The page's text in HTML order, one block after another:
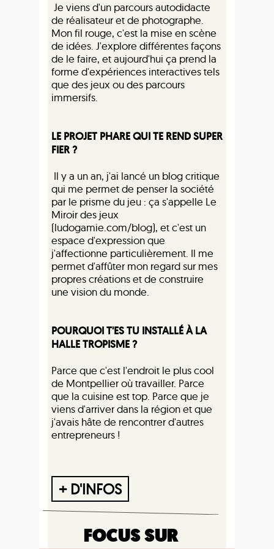
Je viens d'un parcours autodidacte
de réalisateur et de photographe.
Mon fil rouge, c'est la mise en scène
de idées. J'explore différentes façons
de le faire, et aujourd'hui ça prend la
forme d'expériences interactives tels
que des jeux ou des parcours
immersifs.
LE PROJET PHARE QUI TE REND SUPER
FIER ?
Il y a un an, j'ai lancé un blog critique
qui me permet de penser la société
par le prisme du jeu : ça s'appelle Le
Miroir des jeux
(ludogamie.com/blog), et c'est un
espace d'expression que
j'affectionne particulièrement. Il me
permet d'affûter mon regard sur mes
propres créations et de construire
une vision du monde.
POURQUOI T'ES TU INSTALLÉ À LA
HALLE TROPISME ?
Parce que c'est l'endroit le plus cool
de Montpellier où travailler. Parce
que la cuisine est top. Parce que je
viens d'arriver dans la région et que
j'avais hâte de rencontrer d'autres
entrepreneurs !
+ D'INFOS
FOCUS SUR